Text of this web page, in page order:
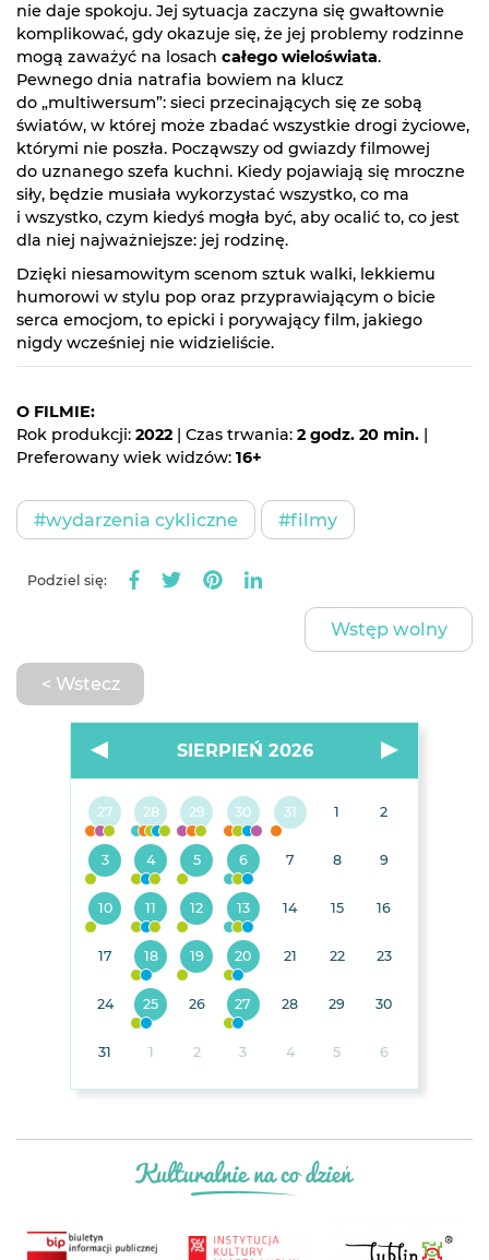
nie daje spokoju. Jej sytuacja zaczyna się gwałtownie
komplikować, gdy okazuje się, że jej problemy rodzinne
mogą zaważyć na losach całego wieloświata.
Pewnego dnia natrafia bowiem na klucz
do „multiwersum”: sieci przecinających się ze sobą
światów, w której może zbadać wszystkie drogi życiowe,
którymi nie poszła. Począwszy od gwiazdy filmowej
do uznanego szefa kuchni. Kiedy pojawiają się mroczne
siły, będzie musiała wykorzystać wszystko, co ma
i wszystko, czym kiedyś mogła być, aby ocalić to, co jest
dla niej najważniejsze: jej rodzinę.
Dzięki niesamowitym scenom sztuk walki, lekkiemu
humorowi w stylu pop oraz przyprawiającym o bicie
serca emocjom, to epicki i porywający film, jakiego
nigdy wcześniej nie widzieliście.
O FILMIE:
Rok produkcji: 2022| Czas trwania: 2 godz. 20 min. |
Preferowany wiek widzów: 16+
#wydarzenia cykliczne #filmy
Podziel się:
< Wstecz
Wstęp wolny
SIERPIEŃ 2026
27 28 29 30 31 1 2
3 4 5 6 7 8 9
10 11 12 13 14 15 16
17 18 19 20 21 22 23
24 25 26 27 28 29 30
31 1 2 3 4 5 6